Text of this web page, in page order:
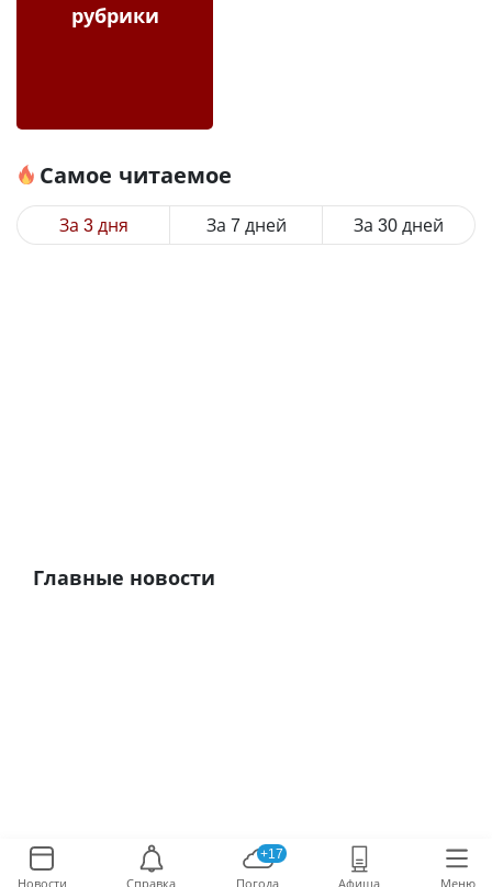
рубрики
Самое читаемое
За 3 дня За 7 дней За 30 дней
Главные новости
Новости Справка
+17
Погода Афиша Меню